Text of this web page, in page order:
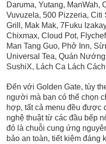
Daruma, Yutang, ManWah,
Vuvuzela, 500 Pizzeria, Citi
Grill, Mak Mak, 7Fuku
Chixmax, Cloud Pot,
Man Tang Guo, Phở Inn,
Universal Tea,Quán Nướng
SushiX, Lách Ca Lách
Đến với Golden Gate, tùy
người mà bạn có thể chọn
hợp, tất cả menu đều được
nghệ thuật từ các đầu bếp
đó là chuỗi cung ứng
bảo an toàn, tiết kiệm đáng